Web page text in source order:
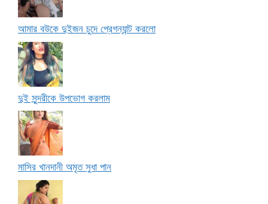
আমার বউকে দুইজন চুদে প্রেগন্যান্ট করলো
দুই সুন্দরীকে উপভোগ করলাম
মাসির খানদানী অমৃত সুধা পান